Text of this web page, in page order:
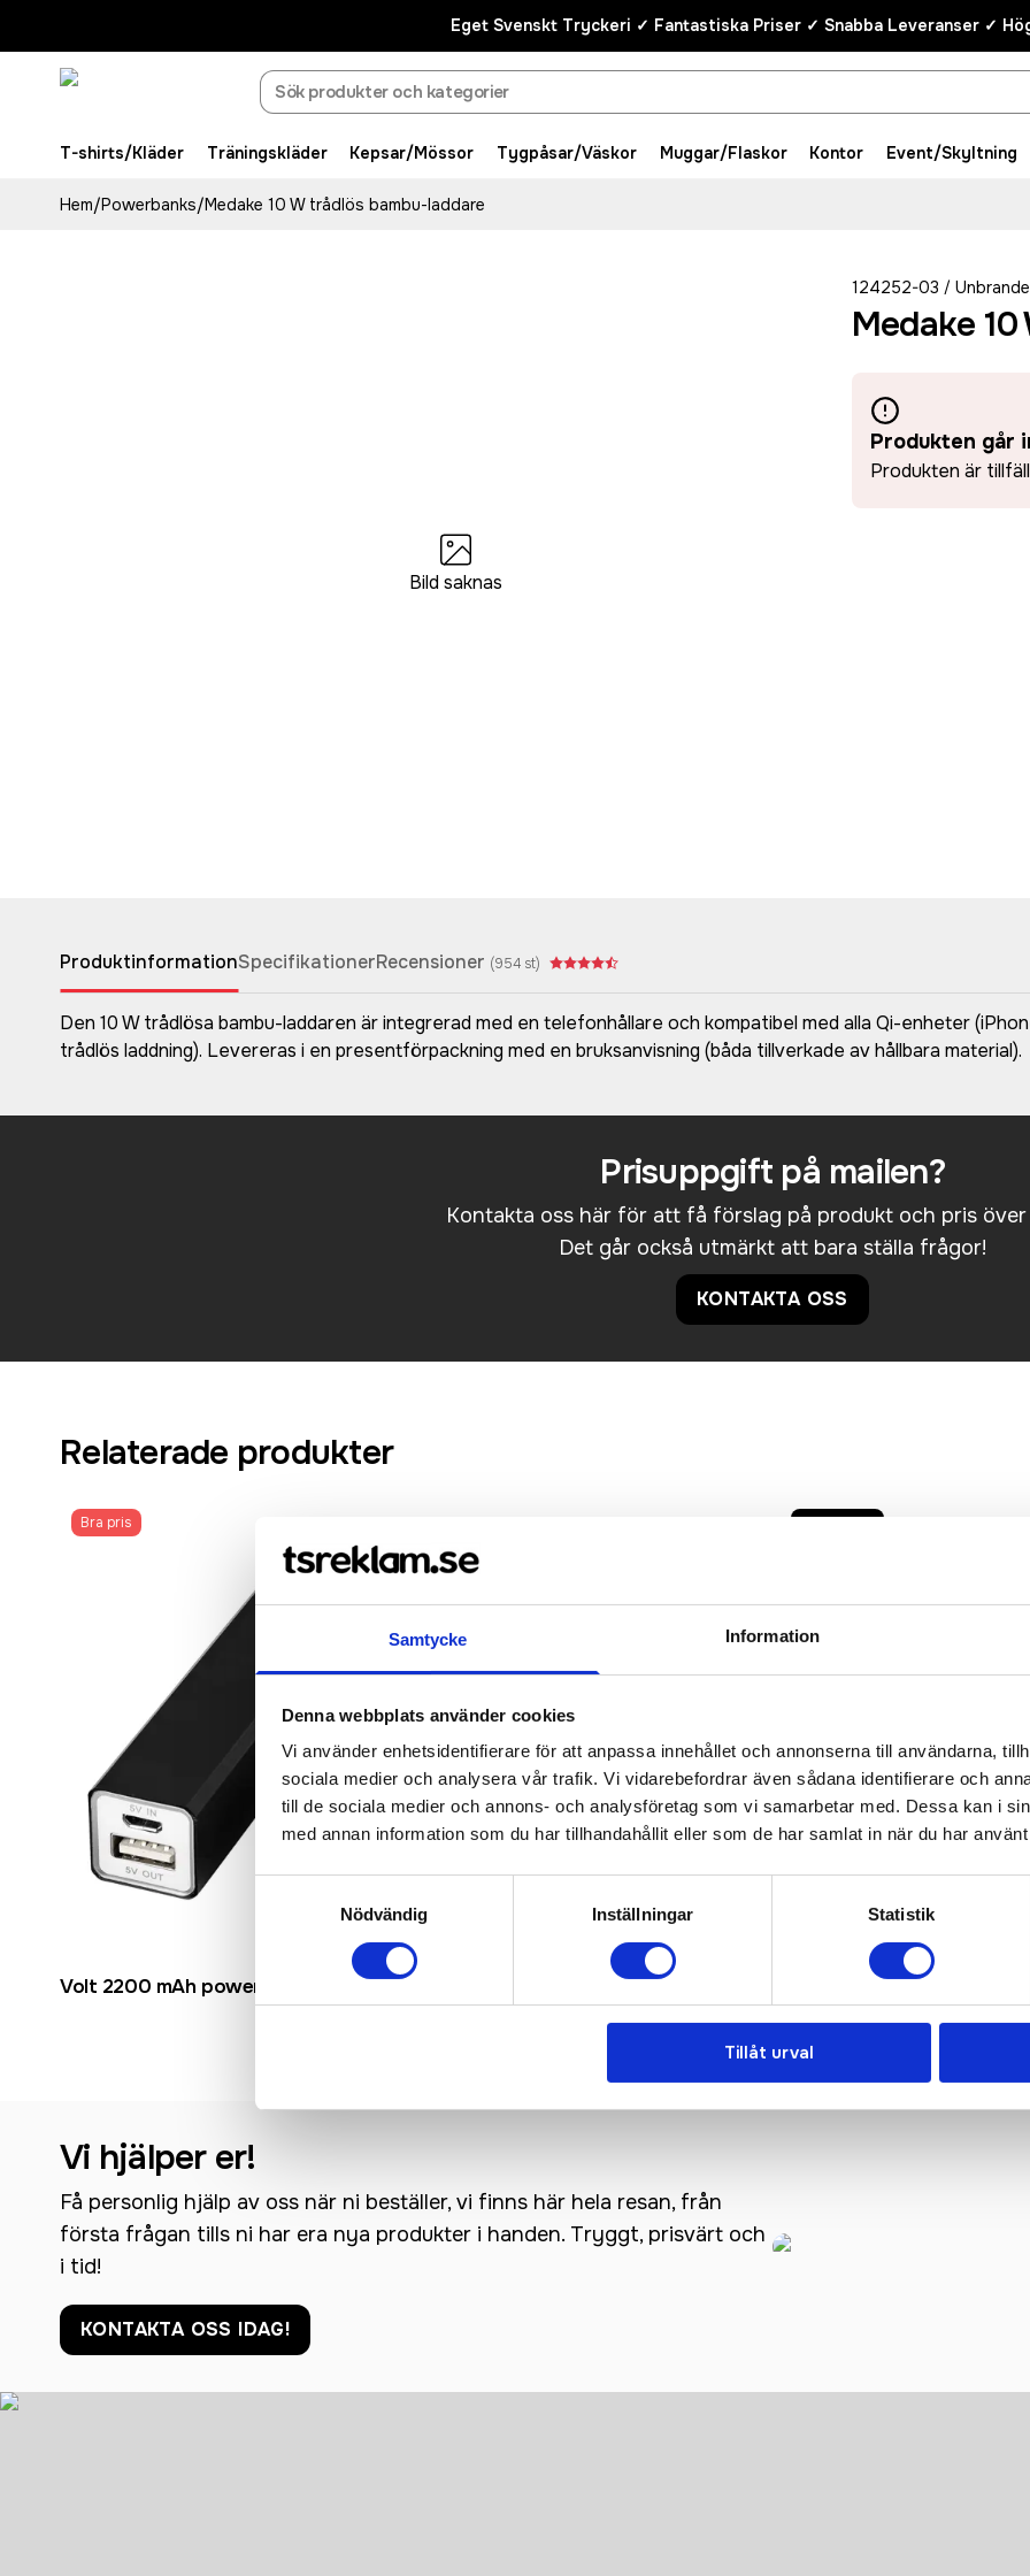
Samtycke Information
Denna webbplats använder cookies
Vi använder enhetsidentifierare för att anpassa innehållet och annonserna till användarna,
sociala medier och analysera vår trafik. Vi vidarebefordrar även sådana identifierare och
till de sociala medier och annons- och analysföretag som vi samarbetar med. Dessa kan i
med annan information som du har tillhandahållit eller som de har samlat in när du har
Nödvändig
Inställningar Statistik
Tillåt urval
Eget Svenskt Tryckeri ✓ Fantastiska Priser ✓ Snabba Leveranser ✓
T-shirts/Kläder Träningskläder Kepsar/Mössor Tygpåsar/Väskor Muggar/Flaskor Kontor Event/Skyltning
Hem/Powerbanks/Medake 10 W trådlös bambu-laddare
Bild saknas
124252-03 /
Medake
Produkten går
Produkten är
ProduktinformationSpecifikationerRecensioner (954 st)
Den 10 W trådlösa bambu-laddaren är integrerad med en telefonhållare och kompatibel med alla Qi-enheter
trådlös laddning). Levereras i en presentförpackning med en bruksanvisning (båda tillverkade av hållbara material).
Prisuppgift på mailen?
Kontakta oss här för att få förslag på produkt och pris över
Det går också utmärkt att bara ställa frågor!
KONTAKTA OSS
Relaterade produkter
Bra pris
Volt 2200 mAh powerbank
Plate 8 000 mAh powerbank i
aluminium
Bästsäljare
Pep 4000 mAh powerbank
Vi hjälper er!
Få personlig hjälp av oss när ni beställer, vi finns här hela resan, från
första frågan tills ni har era nya produkter i handen. Tryggt, prisvärt och
i tid!
KONTAKTA OSS IDAG!